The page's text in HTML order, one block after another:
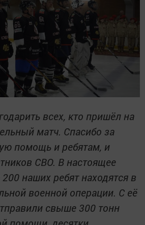
всех, кто пришёл на
матч. Спасибо за
помощь и ребятам, и
СВО. В настоящее
наших ребят находятся в
военной операции. С её
свыше 300 тонн